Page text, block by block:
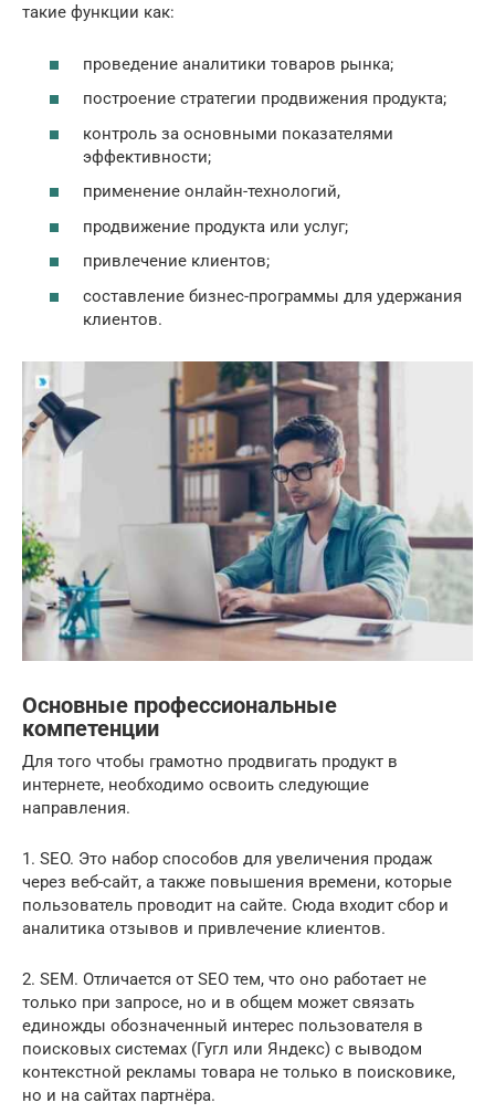
такие функции как:
проведение аналитики товаров рынка;
построение стратегии продвижения продукта;
контроль за основными показателями
эффективности;
применение онлайн-технологий,
продвижение продукта или услуг;
привлечение клиентов;
составление бизнес-программы для удержания
клиентов.
Основные профессиональные
компетенции
Для того чтобы грамотно продвигать продукт в
интернете, необходимо освоить следующие
направления.
1. SEO. Это набор способов для увеличения продаж
через веб-сайт, а также повышения времени, которые
пользователь проводит на сайте. Сюда входит сбор и
аналитика отзывов и привлечение клиентов.
2. SEM. Отличается от SEO тем, что оно работает не
только при запросе, но и в общем может связать
единожды обозначенный интерес пользователя в
поисковых системах (Гугл или Яндекс) с выводом
контекстной рекламы товара не только в поисковике,
но и на сайтах партнёра.